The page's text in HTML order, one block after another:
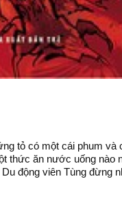
tỏ có một cái phum
thức ăn nước uống nào
động viên Tùng đừng